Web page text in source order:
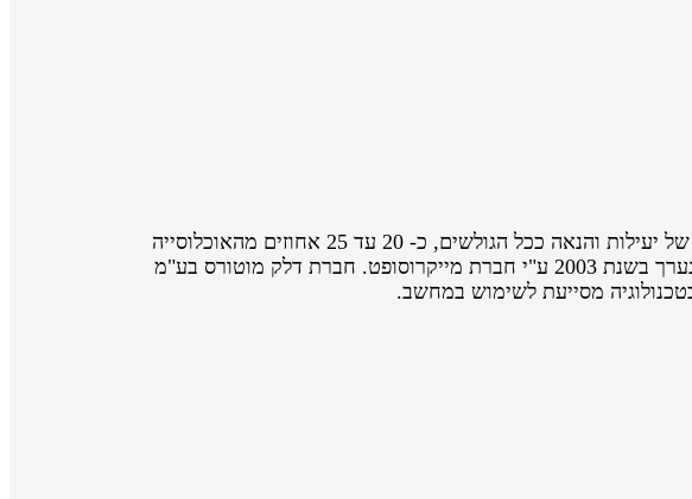
אתר אינטרנט נגיש הוא אתר המאפשר לאנשים עם מוגבלות ולאנשים מבוגרים לגלוש באותה רמה של יעילות והנאה ככל הגולשים, כ- 20 עד 25 אחוזים מהאוכלוסייה
נתקלים בקשיי שימוש באינטרנט ועשויים להיטיב מתכני אינטרנט נגישים יותר, כך על פי מחקר שנערך בשנת 2003 ע"י חברת מייקרוסופט. חברת דלק מוטורס בע"מ
מסייעת לשימוש במחשב.